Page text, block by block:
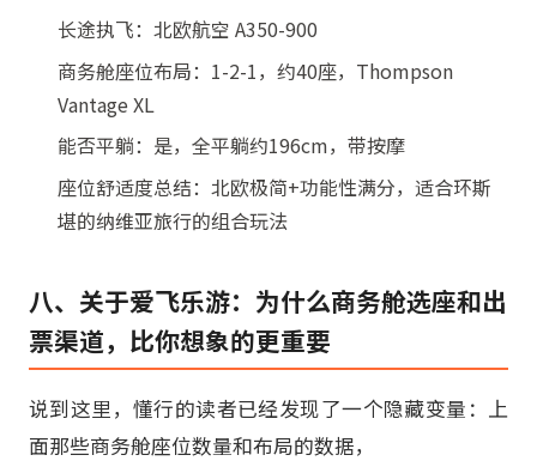
长途执飞：北欧航空 A350-900
商务舱座位布局：1-2-1，约40座，Thompson
Vantage XL
能否平躺：是，全平躺约196cm，带按摩
座位舒适度总结：北欧极简+功能性满分，适合环斯
堪的纳维亚旅行的组合玩法
八、关于爱飞乐游：为什么商务舱选座和出
票渠道，比你想象的更重要
说到这里，懂行的读者已经发现了一个隐藏变量：上
面那些商务舱座位数量和布局的数据，